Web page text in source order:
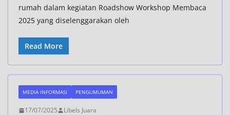
rumah dalam kegiatan Roadshow Workshop Membaca
2025 yang diselenggarakan oleh
Read More
MEDIA INFORMASI PENGUMUMAN
17/07/2025 Libels Juara